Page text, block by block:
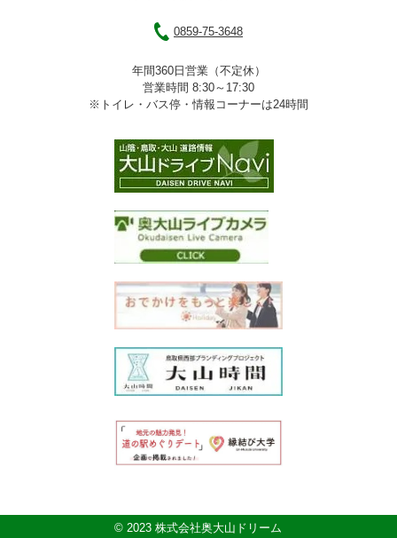
0859-75-3648
年間360日営業（不定休）
営業時間 8:30～17:30
※トイレ・バス停・情報コーナーは24時間
© 2023 株式会社奥大山ドリーム